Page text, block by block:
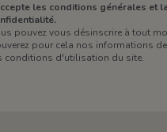
les conditions générales et
pouvez vous désinscrire à tout
pour cela nos informations
conditions d'utilisation du site.